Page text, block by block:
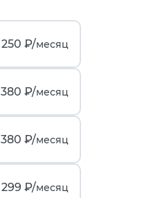
250 ₽/месяц
380 ₽/месяц
380 ₽/месяц
299 ₽/месяц